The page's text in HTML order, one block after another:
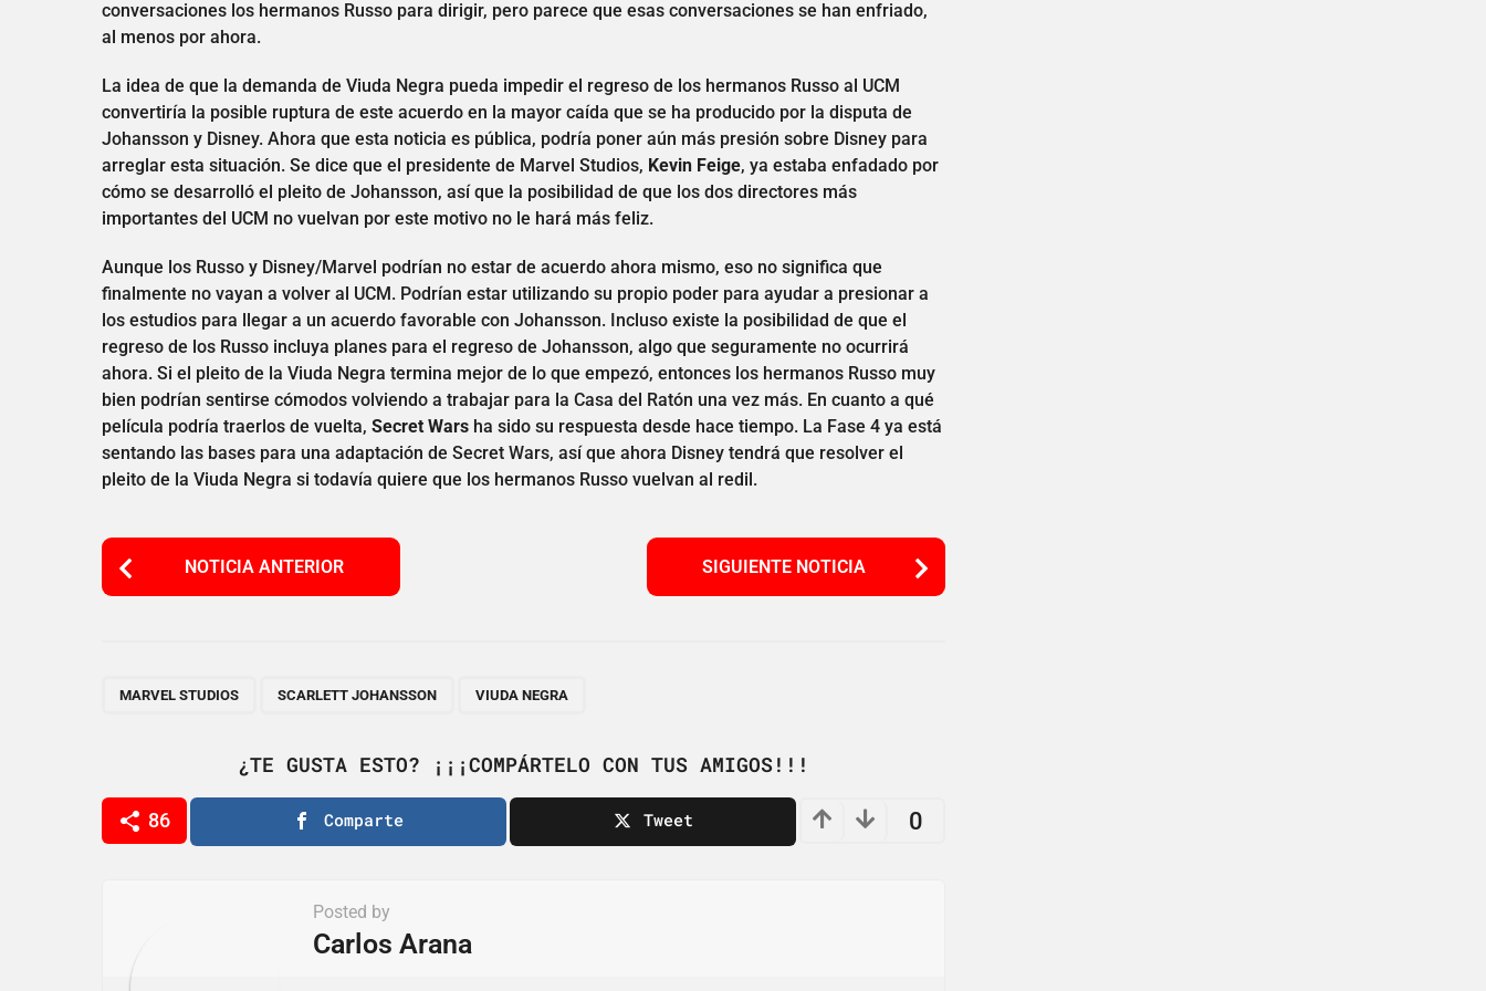
conversaciones los hermanos Russo para dirigir, pero parece que esas conversaciones se han enfriado,
al menos por ahora.
La idea de que la demanda de Viuda Negra pueda impedir el regreso de los hermanos Russo al UCM
convertiría la posible ruptura de este acuerdo en la mayor caída que se ha producido por la disputa de
Johansson y Disney. Ahora que esta noticia es pública, podría poner aún más presión sobre Disney para
arreglar esta situación. Se dice que el presidente de Marvel Studios, Kevin Feige, ya estaba enfadado por
cómo se desarrolló el pleito de Johansson, así que la posibilidad de que los dos directores más
importantes del UCM no vuelvan por este motivo no le hará más feliz.
Aunque los Russo y Disney/Marvel podrían no estar de acuerdo ahora mismo, eso no significa que
finalmente no vayan a volver al UCM. Podrían estar utilizando su propio poder para ayudar a presionar a
los estudios para llegar a un acuerdo favorable con Johansson. Incluso existe la posibilidad de que el
regreso de los Russo incluya planes para el regreso de Johansson, algo que seguramente no ocurrirá
ahora. Si el pleito de la Viuda Negra termina mejor de lo que empezó, entonces los hermanos Russo muy
bien podrían sentirse cómodos volviendo a trabajar para la Casa del Ratón una vez más. En cuanto a qué
película podría traerlos de vuelta, Secret Wars ha sido su respuesta desde hace tiempo. La Fase 4 ya está
sentando las bases para una adaptación de Secret Wars, así que ahora Disney tendrá que resolver el
pleito de la Viuda Negra si todavía quiere que los hermanos Russo vuelvan al redil.
P
o
P
i
n
NOTICIA ANTERIOR SIGUIENTE NOTICIA
MARVEL STUDIOS SCARLETT JOHANSSON VIUDA NEGRA
¿TE GUSTA ESTO? ¡¡¡COMPÁRTELO CON TUS AMIGOS!!!
86 0
Comparte Tweet
Posted by
Carlos Arana